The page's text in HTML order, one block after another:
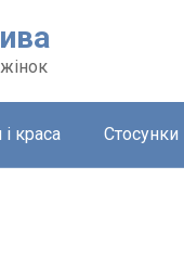
краса Стосунки